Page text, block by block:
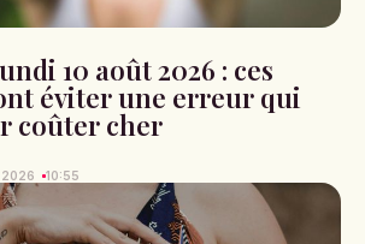
10 août 2026 : ces
éviter une erreur qui
coûter cher
2026 10:55